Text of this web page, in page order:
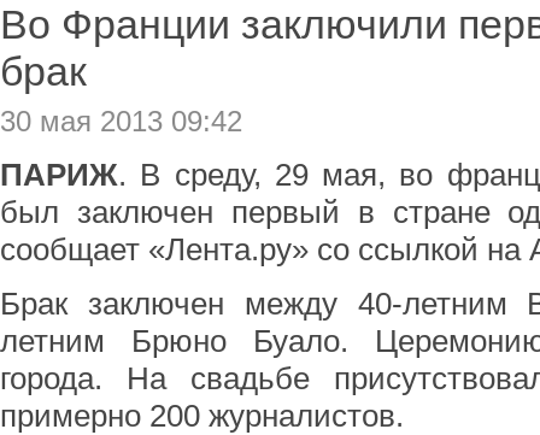
Во Франции заключили
брак
30 мая 2013 09:42
ПАРИЖ. В среду, 29 мая, во
был заключен первый в стране
сообщает «Лента.ру» со ссылкой на
Брак заключен между 40-
летним Брюно Буало.
города. На свадьбе
примерно 200 журналистов.